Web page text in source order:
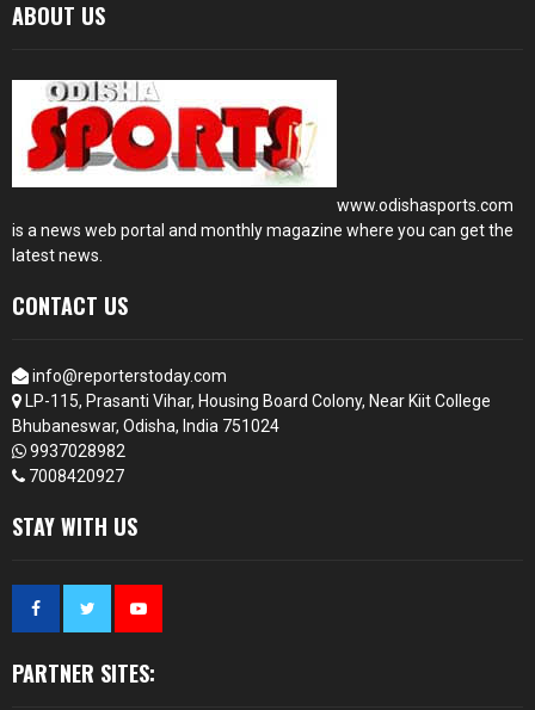
ABOUT US
www.odishasports.com
is a news web portal and monthly magazine where you can get the
latest news.
CONTACT US
info@reporterstoday.com
LP-115, Prasanti Vihar, Housing Board Colony, Near Kiit College
Bhubaneswar, Odisha, India 751024
9937028982
7008420927
STAY WITH US
PARTNER SITES: